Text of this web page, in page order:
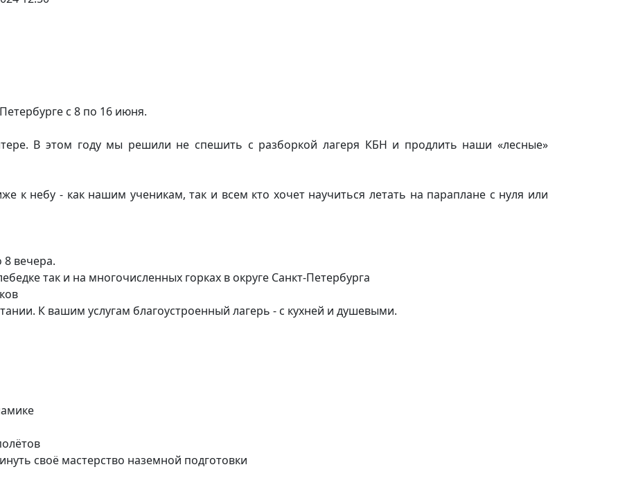
с 8 по 16 июня.
В этом году мы решили не спешить с разборкой лагеря КБН и продлить наши «лесные»
к небу - как нашим ученикам, так и всем кто хочет научиться летать на параплане с нуля или
8 вечера.
так и на многочисленных горках в округе Санкт-Петербурга
К вашим услугам благоустроенный лагерь - с кухней и душевыми.
своё мастерство наземной подготовки